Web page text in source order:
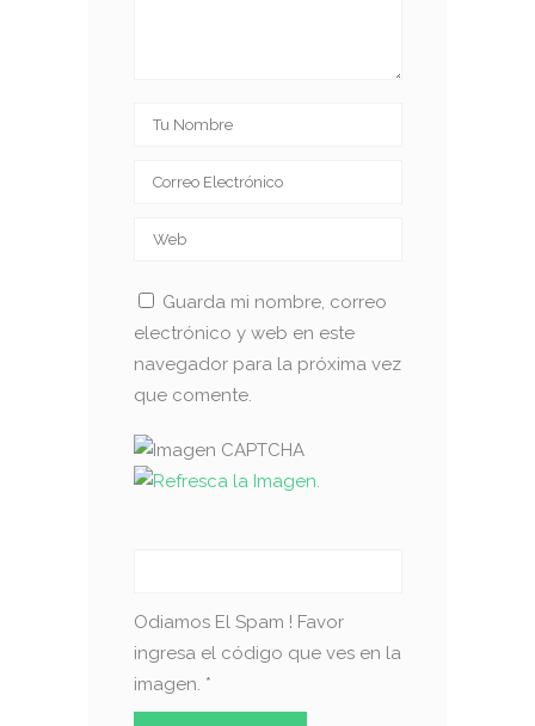
Guarda mi nombre, correo
electrónico y web en este
navegador para la próxima vez
que comente.
Odiamos El Spam ! Favor
ingresa el código que ves en la
imagen. *